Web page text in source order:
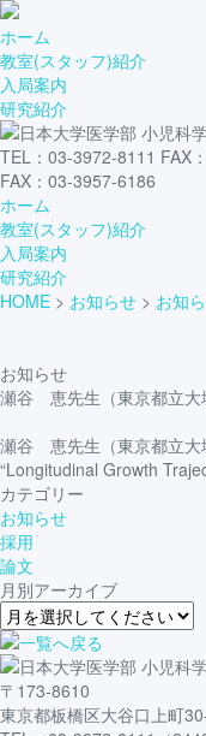
ホーム
教室(スタッフ)紹介
入局案内
研究紹介
TEL：03-3972-8111 FAX
FAX：03-3957-6186
ホーム
教室(スタッフ)紹介
入局案内
研究紹介
HOME > お知らせ > お知
お知らせ
瀬谷 恵先生（東京都立大
瀬谷 恵先生（東京都立大
“Longitudinal Growth
カテゴリー
お知らせ
採用
論文
月別アーカイブ
〒173-8610
東京都板橋区大谷口上町